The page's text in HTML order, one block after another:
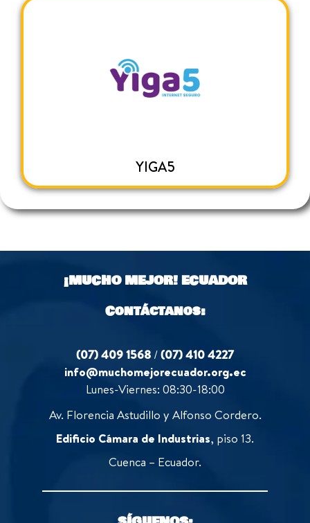
YIGA5
¡MUCHO MEJOR!ECUADOR
Contáctanos:
(07) 409 1568 /(07) 410 4227
info@muchomejorecuador.org.ec
Lunes-Viernes: 08:30-18:00
Av. Florencia Astudillo y Alfonso Cordero.
Edificio Cámara de Industrias, piso 13.
Cuenca – Ecuador.